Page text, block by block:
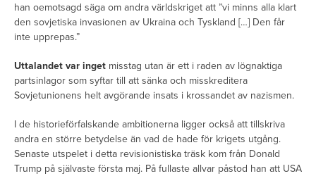
han oemotsagd säga om andra världskriget att ”vi minns alla klart
den sovjetiska invasionen av Ukraina och Tyskland […] Den får
inte upprepas.”
Uttalandet var inget misstag utan är ett i raden av lögnaktiga
partsinlagor som syftar till att sänka och misskreditera
Sovjetunionens helt avgörande insats i krossandet av nazismen.
I de historieförfalskande ambitionerna ligger också att tillskriva
andra en större betydelse än vad de hade för krigets utgång.
Senaste utspelet i detta revisionistiska träsk kom från Donald
Trump på självaste första maj. På fullaste allvar påstod han att USA